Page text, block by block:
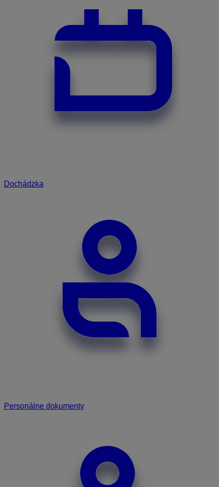
Dochádzka
Personálne dokumenty